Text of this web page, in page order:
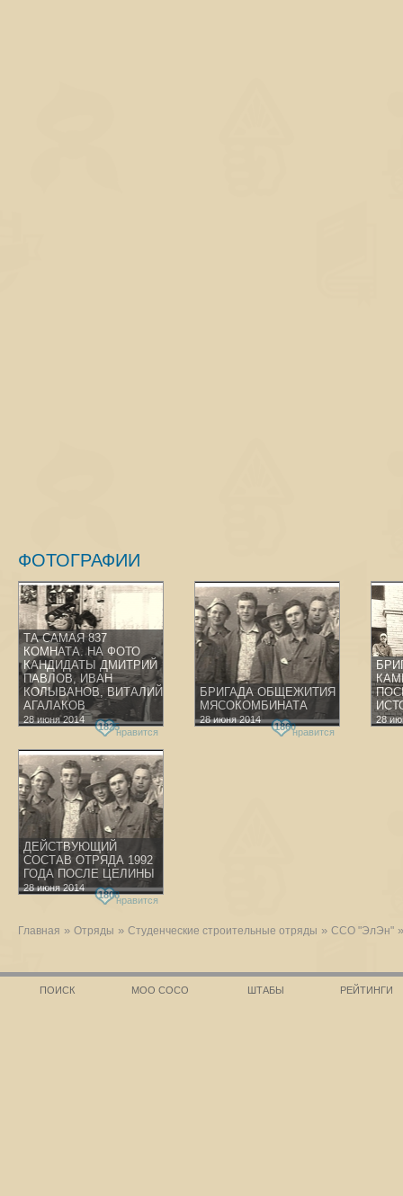
ФОТОГРАФИИ
ТА САМАЯ 837
КОМНАТА. НА ФОТО
КАНДИДАТЫ ДМИТРИЙ
ПАВЛОВ, ИВАН
КОЛЫВАНОВ, ВИТАЛИЙ
АГАЛАКОВ
28 июня 2014
1825нравится
БРИГАДА ОБЩЕЖИТИЯ
МЯСОКОМБИНАТА
28 июня 2014
1860нравится
28
ДЕЙСТВУЮЩИЙ
СОСТАВ ОТРЯДА 1992
ГОДА ПОСЛЕ ЦЕЛИНЫ
28 июня 2014
1808нравится
Главная » Отряды » Студенческие строительные отряды » ССО "ЭлЭн"
ПОИСК МОО СОСО ШТАБЫ РЕЙТИНГИ